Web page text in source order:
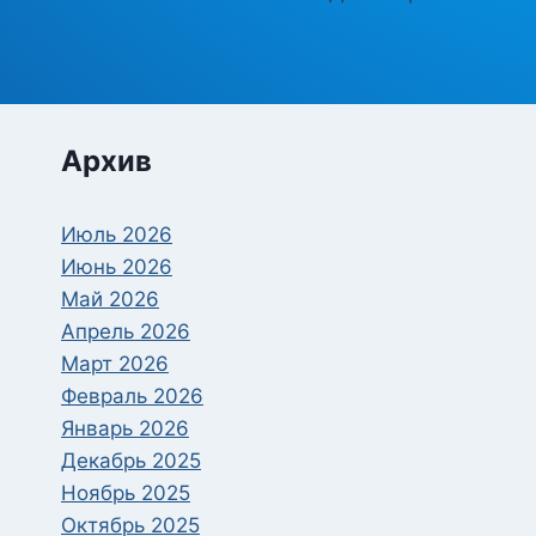
Архив
Июль 2026
Июнь 2026
Май 2026
Апрель 2026
Март 2026
Февраль 2026
Январь 2026
Декабрь 2025
Ноябрь 2025
Октябрь 2025